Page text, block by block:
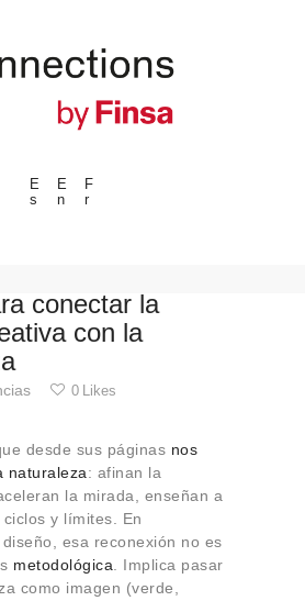
E
s
E
n
F
r
conectar la
con la
0 Likes
desde sus páginas nos
naturaleza: afinan la
la mirada, enseñan a
y límites. En
esa reconexión no es
metodológica . Implica pasar
como imagen (verde,